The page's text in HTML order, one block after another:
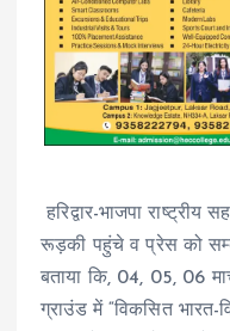
हरिद्वार-भाजपा
रूड़की पहुंचे व प्रेस को
बताया कि, 04, 05, 06
ग्राउंड में “विकसित भारत-